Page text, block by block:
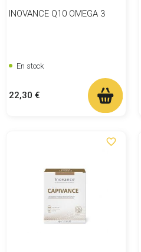
INOVANCE Q10 OMEGA 3
En stock
Prix
22,30 €
favorite_border